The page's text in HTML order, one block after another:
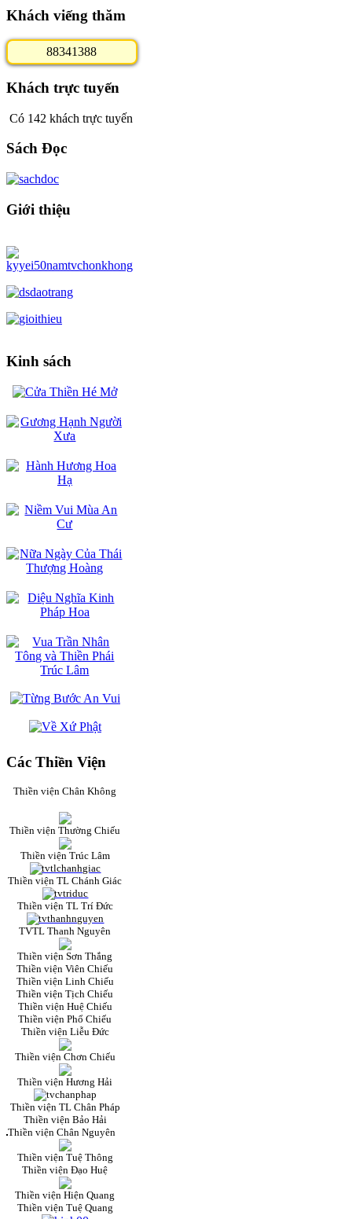
Khách viếng thăm
88341388
Khách trực tuyến
Có 142 khách trực tuyến
Sách Đọc
Giới thiệu
Kinh sách
Các Thiền Viện
Thiền viện Chân Không
Thiền viện Thường Chiếu
Thiền viện Trúc Lâm
Thiền viện TL Chánh Giác
Thiền viện TL Trí Đức
TVTL Thanh Nguyên
Thiền viện Sơn Thắng
Thiền viện Viên Chiếu
Thiền viện Linh Chiếu
Thiền viện Tịch Chiếu
Thiền viện Huệ Chiếu
Thiền viện Phổ Chiếu
Thiền viện Liễu Đức
Thiền viện Chơn Chiếu
Thiền viện Hương Hải
Thiền viện TL Chân Pháp
Thiền viện Bảo Hải
Thiền viện Chân Nguyên
Thiền viện Tuệ Thông
Thiền viện Đạo Huệ
Thiền viện Hiện Quang
Thiền viện Tuệ Quang